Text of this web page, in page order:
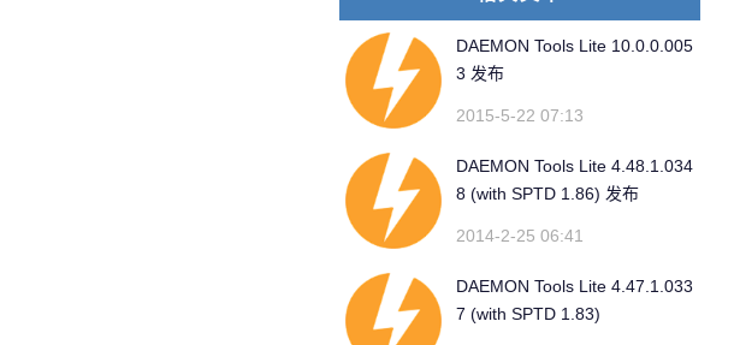
DAEMON Tools Lite 10.0.0.005
3 发布
2015-5-22 07:13
DAEMON Tools Lite 4.48.1.034
8 (with SPTD 1.86) 发布
2014-2-25 06:41
DAEMON Tools Lite 4.47.1.033
7 (with SPTD 1.83)